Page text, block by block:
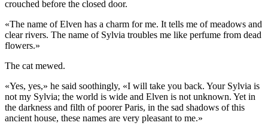
crouched before the closed door.
«The name of Elven has a charm for me. It tells me of meadows and
clear rivers. The name of Sylvia troubles me like perfume from dead
flowers.»
The cat mewed.
«Yes, yes,» he said soothingly, «I will take you back. Your Sylvia is
not my Sylvia; the world is wide and Elven is not unknown. Yet in
the darkness and filth of poorer Paris, in the sad shadows of this
ancient house, these names are very pleasant to me.»